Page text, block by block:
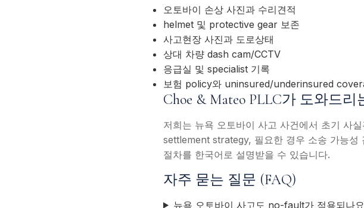
오토바이 손상 사진과 수리견적
helmet 및 protective gear 보존
사고현장 사진과 도로상태
상대 차량 dash cam/CCTV
응급실 및 specialist 기록
보험 policy와 uninsured/underinsured
Choe & Mateo PLLC가 도와드리
저희는 뉴욕 오토바이 사고 사건에서 초기 사
settlement strategy, 필요한 경우 소송 가능성
절차를 한국어로 설명받을 수 있습니다.
자주 묻는 질문 (FAQ)
뉴욕 오토바이 사고도 no-fault가 적용되나